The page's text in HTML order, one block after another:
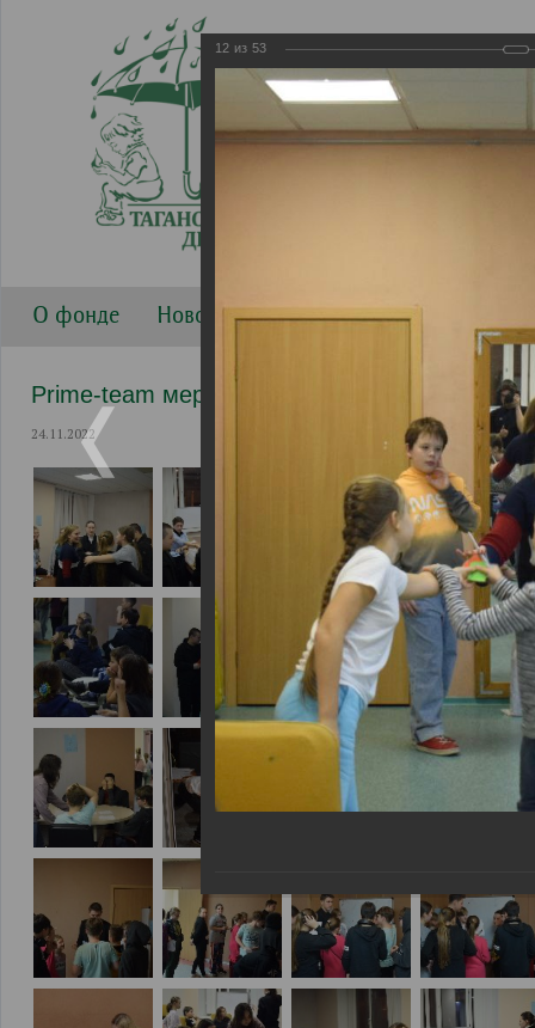
О фонде Новости Направления работы
Prime-team мероприятия
24.11.2022
12 из 53